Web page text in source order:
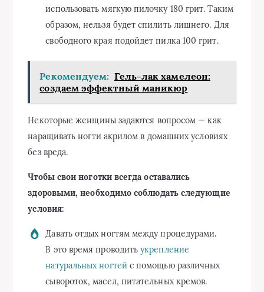
использовать мягкую пилочку 180 грит. Таким
образом, нельзя будет спилить лишнего. Для
свободного края подойдет пилка 100 грит.
Рекомендуем: Гель-лак хамелеон:
создаем эффектный маникюр
Некоторые женщины задаются вопросом — как
наращивать ногти акрилом в домашних условиях
без вреда.
Чтобы свои ноготки всегда оставались
здоровыми, необходимо соблюдать следующие
условия:
Давать отдых ногтям между процедурами.
В это время проводитьукрепление
натуральных ногтей с помощью различных
сывороток, масел, питательных кремов.